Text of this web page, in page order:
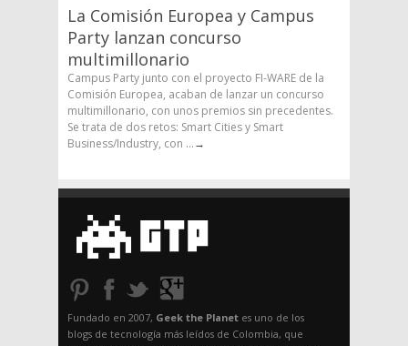
La Comisión Europea y Campus
Party lanzan concurso
multimillonario
Campus Party junto con el proyecto FI-WARE de la
Comisión Europea, acaban de lanzar un concurso
multimillonario, con unos premios sin precedentes.
Se trata de dos retos: Smart Cities y Smart
Business/Industry, con ...→
Fundado en 2007, Geek the Planet es uno de los
blogs de tecnología más leídos de Colombia, que